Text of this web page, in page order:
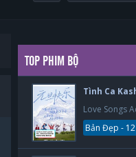
TOP PHIM BỘ
Tình Ca
Love Songs
Bản Đẹp -